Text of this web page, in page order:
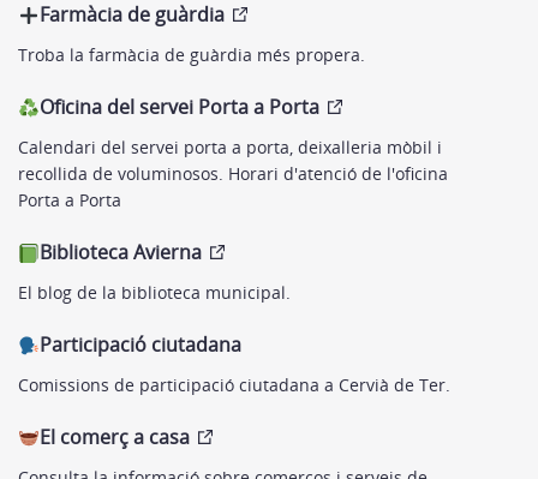
Farmàcia de guàrdia
Troba la farmàcia de guàrdia més propera.
Oficina del servei Porta a Porta
Calendari del servei porta a porta, deixalleria mòbil i
recollida de voluminosos. Horari d'atenció de l'oficina
Porta a Porta
Biblioteca Avierna
El blog de la biblioteca municipal.
Participació ciutadana
Comissions de participació ciutadana a Cervià de Ter.
El comerç a casa